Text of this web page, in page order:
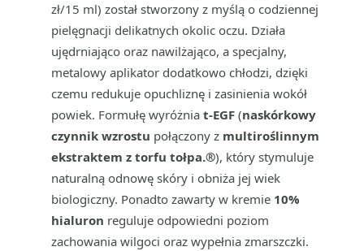
zł/15 ml) został stworzony z myślą o codziennej
pielęgnacji delikatnych okolic oczu. Działa
ujędrniająco oraz nawilżająco, a specjalny,
metalowy aplikator dodatkowo chłodzi, dzięki
czemu redukuje opuchliznę i zasinienia wokół
powiek. Formułę wyróżnia t-EGF (naskórkowy
czynnik wzrostu połączony z multiroślinnym
ekstraktem z torfu tołpa.®), który stymuluje
naturalną odnowę skóry i obniża jej wiek
biologiczny. Ponadto zawarty w kremie 10%
hialuron reguluje odpowiedni poziom
zachowania wilgoci oraz wypełnia zmarszczki.